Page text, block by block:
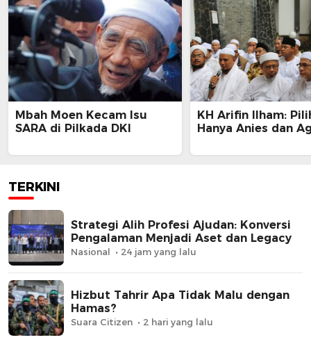
Mbah Moen Kecam Isu
SARA di Pilkada DKI
KH Arifin Ilham:
Hanya Anies dan
TERKINI
Strategi Alih Profesi Ajudan: Konversi
Pengalaman Menjadi Aset dan Legacy
Nasional 24 jam yang lalu
Hizbut Tahrir Apa Tidak Malu dengan
Hamas?
Suara Citizen 2 hari yang lalu